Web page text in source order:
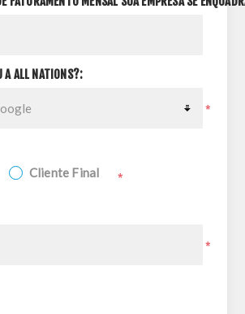
A ALL NATIONS?:
*
Cliente Final *
*